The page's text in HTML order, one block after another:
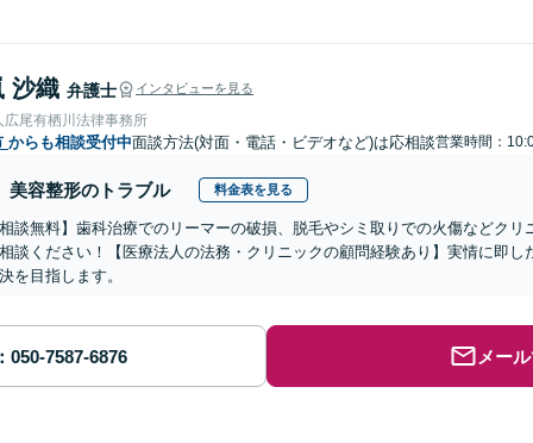
沙織 弁護士 インタビューを見る
広尾有栖川法律事務所
からも相談受付中面談方法(対面・電話・ビデオなど)は応相談営業時間：
美容整形のトラブル 料金表を見る
談無料】歯科治療でのリーマーの破損、脱毛やシミ取りでの火傷などク
談ください！【医療法人の法務・クリニックの顧問経験あり】実情に即
を目指します。
メー